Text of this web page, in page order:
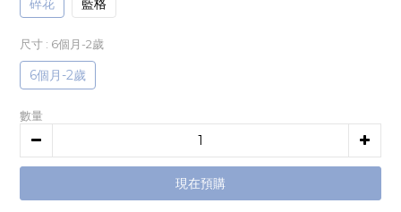
碎花 藍格
尺寸 : 6個月-2歲
6個月-2歲
數量
現在預購